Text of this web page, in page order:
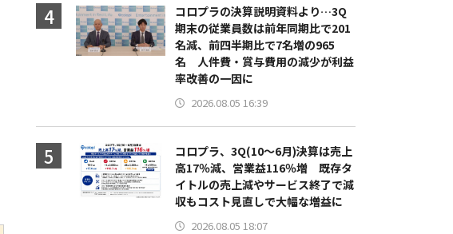
コロプラの決算説明資料より…3Q
期末の従業員数は前年同期比で201
名減、前四半期比で7名増の965
名 人件費・賞与費用の減少が利益
率改善の一因に
2026.08.05 16:39
コロプラ、3Q(10～6月)決算は売上
高17％減、営業益116％増 既存タ
イトルの売上減やサービス終了で減
収もコスト見直しで大幅な増益に
2026.08.05 18:07